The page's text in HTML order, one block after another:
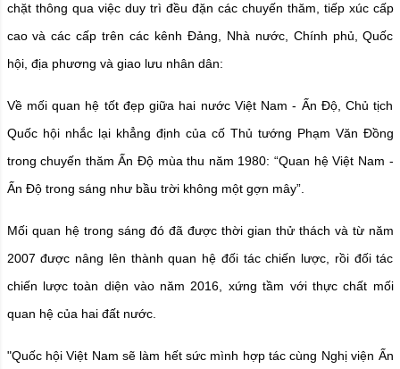
chặt thông qua việc duy trì đều đặn các chuyến thăm, tiếp xúc cấp
cao và các cấp trên các kênh Đảng, Nhà nước, Chính phủ, Quốc
hội, địa phương và giao lưu nhân dân:
Về mối quan hệ tốt đẹp giữa hai nước Việt Nam - Ấn Độ, Chủ tịch
Quốc hội nhắc lại khẳng định của cố Thủ tướng Phạm Văn Đồng
trong chuyến thăm Ấn Độ mùa thu năm 1980: “Quan hệ Việt Nam -
Ấn Độ trong sáng như bầu trời không một gợn mây”.
Mối quan hệ trong sáng đó đã được thời gian thử thách và từ năm
2007 được nâng lên thành quan hệ đối tác chiến lược, rồi đối tác
chiến lược toàn diện vào năm 2016, xứng tầm với thực chất mối
quan hệ của hai đất nước.
"Quốc hội Việt Nam sẽ làm hết sức mình hợp tác cùng Nghị viện Ấn